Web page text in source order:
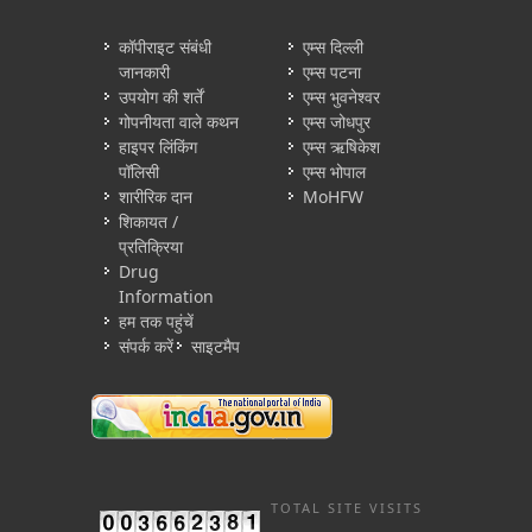
कॉपीराइट संबंधी
जानकारी
उपयोग की शर्तें
गोपनीयता वाले कथन
हाइपर लिंकिंग
पॉलिसी
शारीरिक दान
शिकायत /
प्रतिक्रिया
Drug
Information
हम तक पहुंचें
संपर्क करें
साइटमैप
एम्स दिल्ली
एम्स पटना
एम्स भुवनेश्वर
एम्स जोधपुर
एम्स ऋषिकेश
एम्स भोपाल
MoHFW
TOTAL SITE VISITS